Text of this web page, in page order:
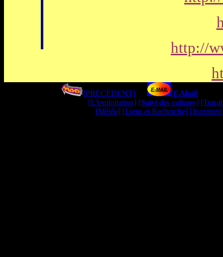
http://
[PRECEDENT] [E-Mail]
[L'exploitation] [Suivi des cultures]
[Météo] [Liens et Recherche]